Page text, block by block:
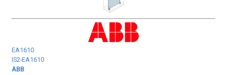
EA1610
IS2-EA1610
ABB